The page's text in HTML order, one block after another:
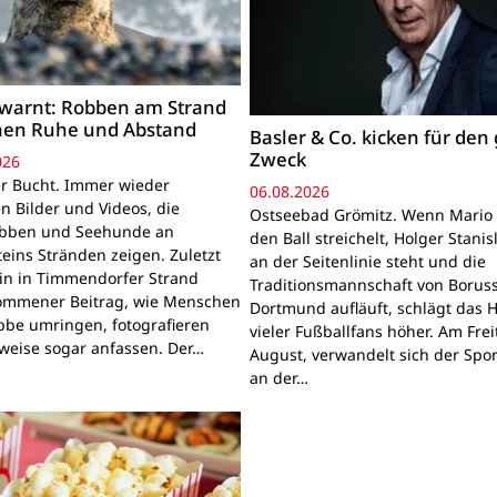
Robben am Strand
Ruhe und Abstand
Bucht. Immer wieder
Bilder und Videos, die
und Seehunde an
Stränden zeigen. Zuletzt
in Timmendorfer Strand
Beitrag, wie Menschen
umringen, fotografieren
sogar anfassen. Der…
Basler & Co. kicken für
Zweck
06.08.2026
Ostseebad Grömitz. Wenn Mario
den Ball streichelt, Holger
an der Seitenlinie steht und die
Traditionsmannschaft von
Dortmund aufläuft, schlägt das
vieler Fußballfans höher. Am
August, verwandelt sich der
an der…